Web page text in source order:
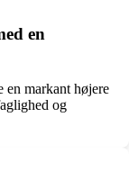
en
en markant højere
og